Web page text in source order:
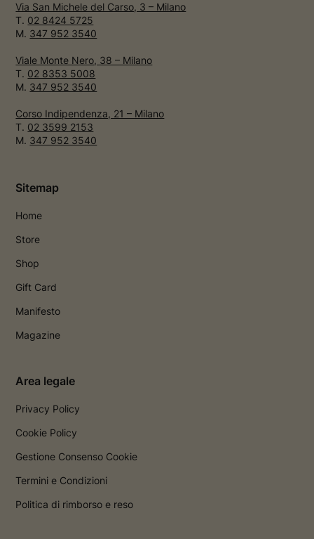
Via San Michele del Carso, 3 – Milano
T. 02 8424 5725
M. 347 952 3540
Viale Monte Nero, 38 – Milano
T. 02 8353 5008
M. 347 952 3540
Corso Indipendenza, 21 – Milano
T. 02 3599 2153
M. 347 952 3540
Sitemap
Home
Store
Shop
Gift Card
Manifesto
Magazine
Area legale
Privacy Policy
Cookie Policy
Gestione Consenso Cookie
Termini e Condizioni
Politica di rimborso e reso